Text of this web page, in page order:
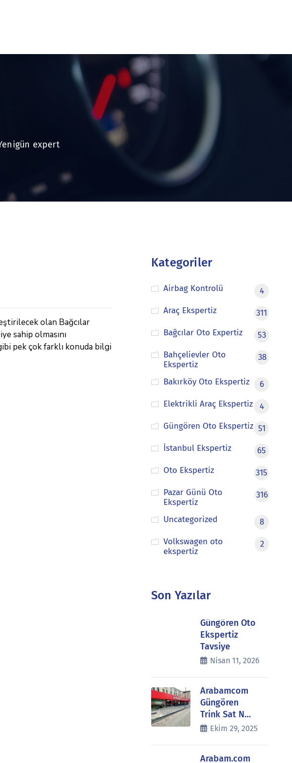
expert
olan Bağcılar
sahip olmasını
pek çok farklı konuda bilgi
Kategoriler
Airbag Kontrolü
4
Araç Ekspertiz
311
Bağcılar Oto Expertiz
53
Bahçelievler Oto
Ekspertiz
38
Bakırköy Oto Ekspertiz
6
Elektrikli Araç Ekspertiz
4
Güngören Oto Ekspertiz 51
İstanbul Ekspertiz
65
Oto Ekspertiz
315
Pazar Günü Oto
Ekspertiz
316
Uncategorized
8
Volkswagen oto
ekspertiz
2
Son Yazılar
Güngören Oto
Ekspertiz
Tavsiye
Nisan 11, 2026
Arabamcom
Güngören
Trink Sat N…
Ekim 29, 2025
Arabam.com